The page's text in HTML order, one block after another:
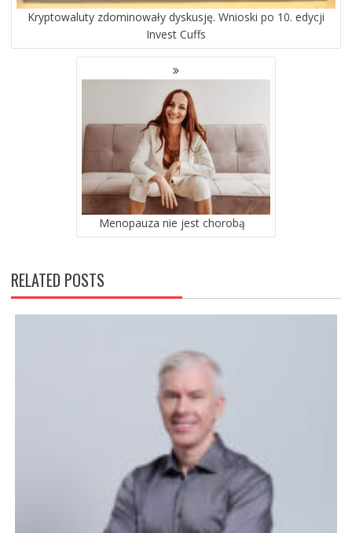
Kryptowaluty zdominowały dyskusję. Wnioski po 10. edycji
Invest Cuffs
Menopauza nie jest chorobą
RELATED POSTS